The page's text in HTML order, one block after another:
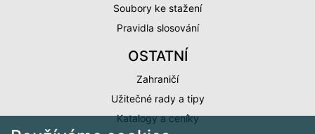
Soubory ke stažení
Pravidla slosování
OSTATNÍ
Zahraničí
Užitečné rady a tipy
Katalogy a ceníky